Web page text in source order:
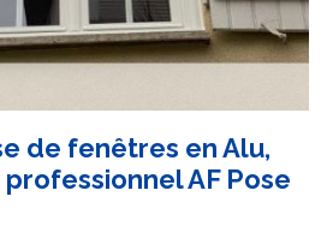
de fenêtres en Alu,
professionnel AF Pose